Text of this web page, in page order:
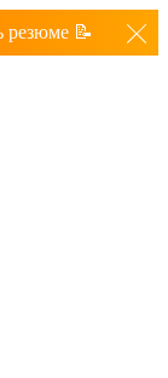
резюме 📝